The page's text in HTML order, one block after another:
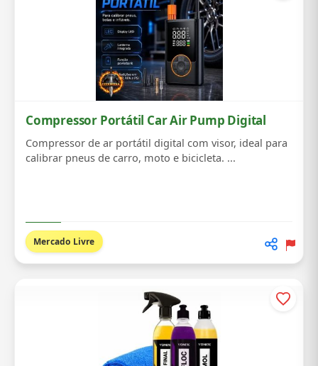
Compressor Portátil Car Air Pump Digital
Compressor de ar portátil digital com visor, ideal para
calibrar pneus de carro, moto e bicicleta. ...
Mercado Livre